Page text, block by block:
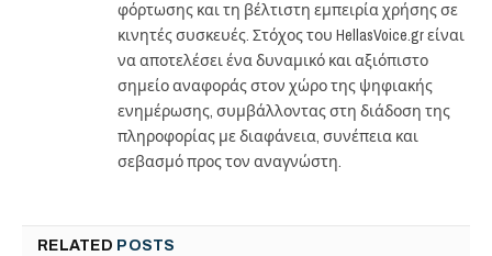
φόρτωσης και τη βέλτιστη εμπειρία χρήσης σε
κινητές συσκευές. Στόχος του HellasVoice.gr είναι
να αποτελέσει ένα δυναμικό και αξιόπιστο
σημείο αναφοράς στον χώρο της ψηφιακής
ενημέρωσης, συμβάλλοντας στη διάδοση της
πληροφορίας με διαφάνεια, συνέπεια και
σεβασμό προς τον αναγνώστη.
RELATED POSTS